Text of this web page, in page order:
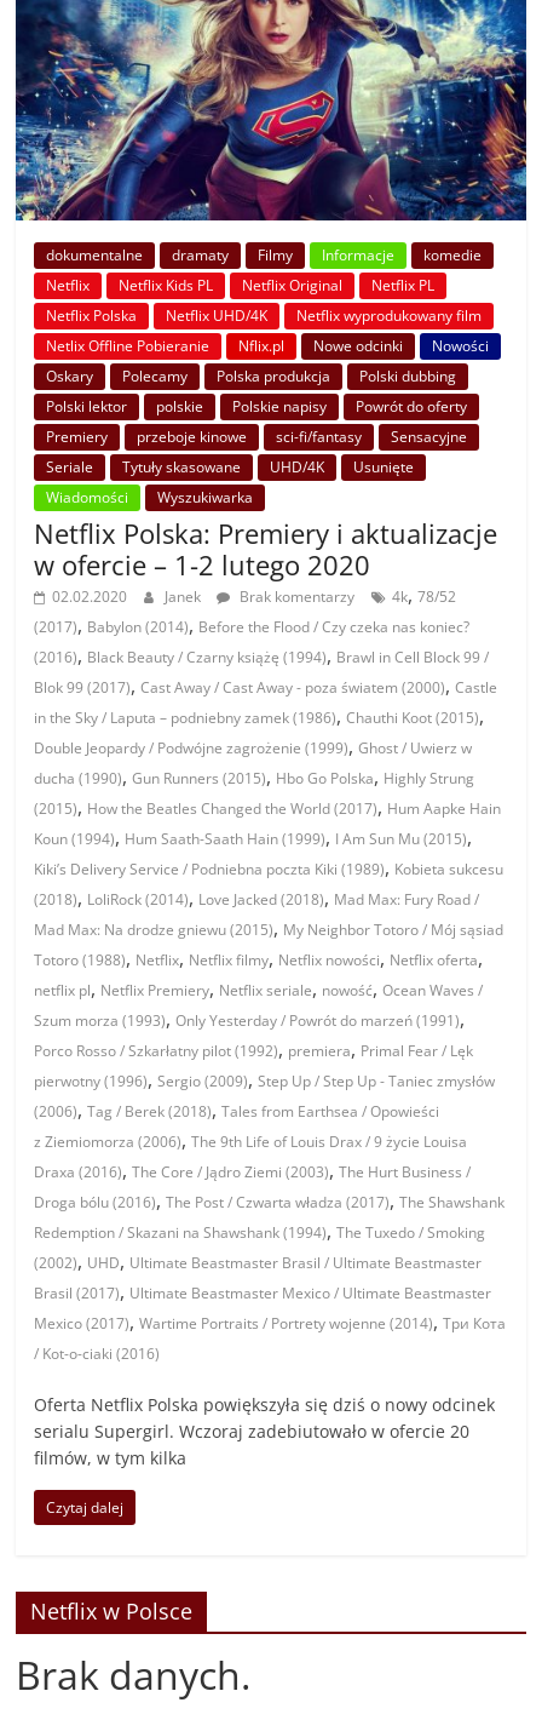
dokumentalne dramaty Filmy Informacje
komedie
Netflix
Netflix Kids PL Netflix Original
Netflix PL
Netflix Polska
Netflix UHD/4K
Netflix wyprodukowany film
Netlix Offline Pobieranie
Nflix.pl Nowe odcinki
Nowości
Oskary
Polecamy Polska produkcja
Polski dubbing
Polski lektor
polskie Polskie napisy
Powrót do oferty
Premiery
przeboje kinowe sci-fi/fantasy
Sensacyjne
Seriale
Tytuły skasowane UHD/4K
Usunięte
Wiadomości
Wyszukiwarka
Netflix Polska: Premiery i aktualizacje
w ofercie – 1-2 lutego 2020
02.02.2020 Janek Brak komentarzy 4k,78/52
(2017), Babylon (2014), Before the Flood / Czy czeka nas koniec?
(2016), Black Beauty / Czarny książę (1994), Brawl in Cell Block 99 /
Blok 99 (2017),Cast Away / Cast Away - poza światem (2000),Castle
in the Sky / Laputa – podniebny zamek (1986),Chauthi Koot (2015),
Double Jeopardy / Podwójne zagrożenie (1999),Ghost / Uwierz w
ducha (1990),Gun Runners (2015), Hbo Go Polska, Highly Strung
(2015), How the Beatles Changed the World (2017), Hum Aapke Hain
Koun (1994), Hum Saath-Saath Hain (1999), I Am Sun Mu (2015),
Kiki’s Delivery Service / Podniebna poczta Kiki (1989), Kobieta sukcesu
(2018), LoliRock (2014), Love Jacked (2018), Mad Max: Fury Road /
Mad Max: Na drodze gniewu (2015), My Neighbor Totoro / Mój sąsiad
Totoro (1988), Netflix, Netflix filmy, Netflix nowości, Netflix oferta,
netflix pl, Netflix Premiery, Netflix seriale, nowość,Ocean Waves /
Szum morza (1993),Only Yesterday / Powrót do marzeń (1991),
Porco Rosso / Szkarłatny pilot (1992), premiera, Primal Fear / Lęk
pierwotny (1996),Sergio (2009),Step Up / Step Up - Taniec zmysłów
(2006),Tag / Berek (2018),Tales from Earthsea / Opowieści
z Ziemiomorza (2006),The 9th Life of Louis Drax / 9 życie Louisa
Draxa (2016),The Core / Jądro Ziemi (2003),The Hurt Business /
Droga bólu (2016),The Post / Czwarta władza (2017),The Shawshank
Redemption / Skazani na Shawshank (1994),The Tuxedo / Smoking
(2002), UHD, Ultimate Beastmaster Brasil / Ultimate Beastmaster
Brasil (2017), Ultimate Beastmaster Mexico / Ultimate Beastmaster
Mexico (2017),Wartime Portraits / Portrety wojenne (2014),Три Кота
/ Kot-o-ciaki (2016)
Oferta Netflix Polska powiększyła się dziś o nowy odcinek
serialu Supergirl. Wczoraj zadebiutowało w ofercie 20
filmów, w tym kilka
Czytaj dalej
Netflix w Polsce
Brak danych.